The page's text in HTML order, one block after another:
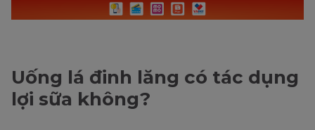
Uống lá đinh lăng có tác dụng
lợi sữa không?